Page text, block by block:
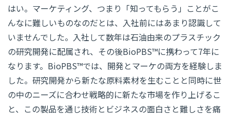
はい。マーケティング、つまり「知ってもらう」ことがこ
んなに難しいものなのだとは、入社前にはあまり認識して
いませんでした。入社して数年は石油由来のプラスチック
の研究開発に配属され、その後BioPBS™に携わって7年に
なります。BioPBS™では、開発とマーケの両方を経験しま
した。研究開発から新たな原料素材を生むことと同時に世
の中のニーズに合わせ戦略的に新たな市場を作り上げるこ
と、この製品を通じ技術とビジネスの面白さと難しさを痛